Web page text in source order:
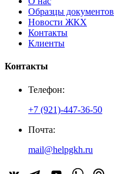
Образцы документов
Новости ЖКХ
Контакты
Клиенты
Контакты
Телефон:
+7 (921)-447-36-50
Почта:
mail@helpgkh.ru